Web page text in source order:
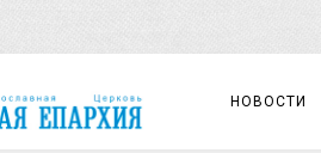
НОВОСТИ